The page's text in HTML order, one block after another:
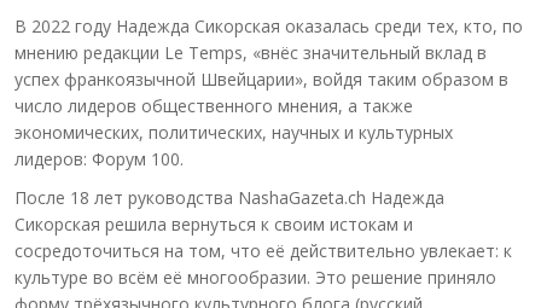
В 2022 году Надежда Сикорская оказалась среди тех, кто, по
мнению редакции Le Temps, «внёс значительный вклад в
успех франкоязычной Швейцарии», войдя таким образом в
число лидеров общественного мнения, а также
экономических, политических, научных и культурных
лидеров: Форум 100.
После 18 лет руководства NashaGazeta.ch Надежда
Сикорская решила вернуться к своим истокам и
сосредоточиться на том, что её действительно увлекает: к
культуре во всём её многообразии. Это решение приняло
форму трёхязычного культурного блога (русский,